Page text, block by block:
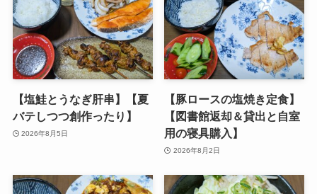
【塩鮭とうなぎ肝串】【夏
バテしつつ創作ったり】
2026年8月5日
【豚ロースの塩焼き定食】
【図書館返却＆貸出と自室
用の寝具購入】
2026年8月2日